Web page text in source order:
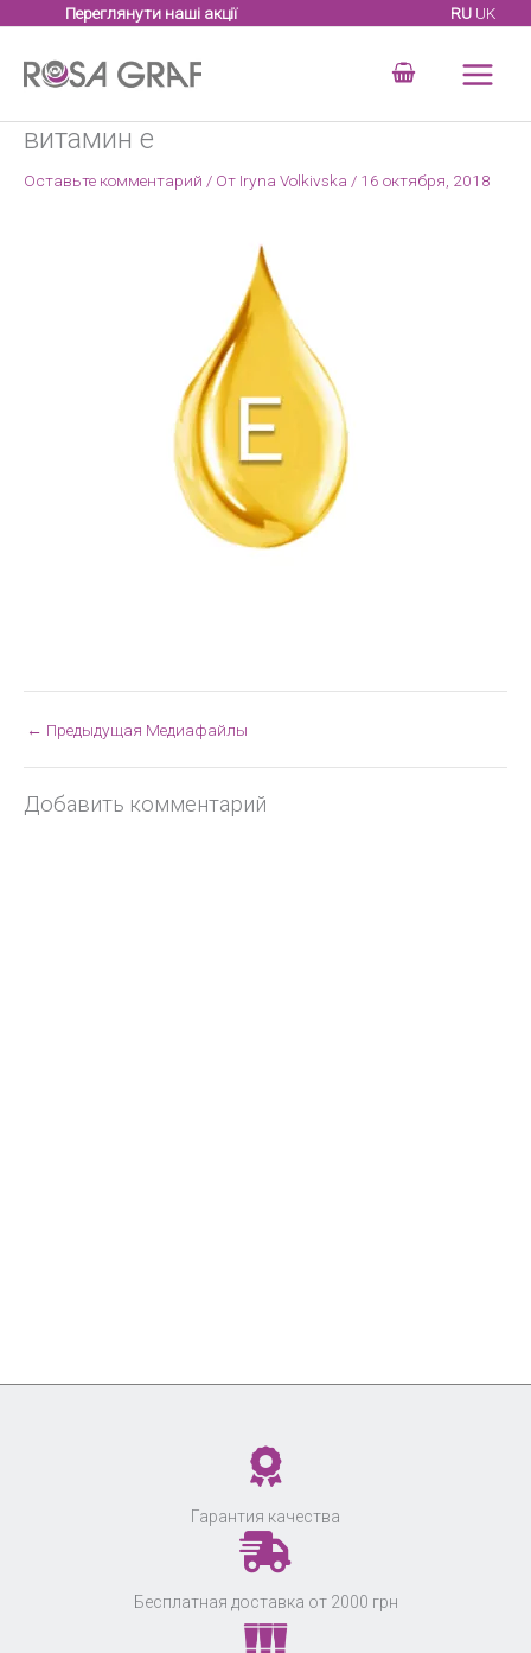
содержимому
Переглянути наші акції RU UK
витамин е
Оставьте комментарий / От Iryna Volkivska / 16 октября, 2018
← Предыдущая Медиафайлы
Добавить комментарий
Гарантия качества
Бесплатная доставка от 2000 грн